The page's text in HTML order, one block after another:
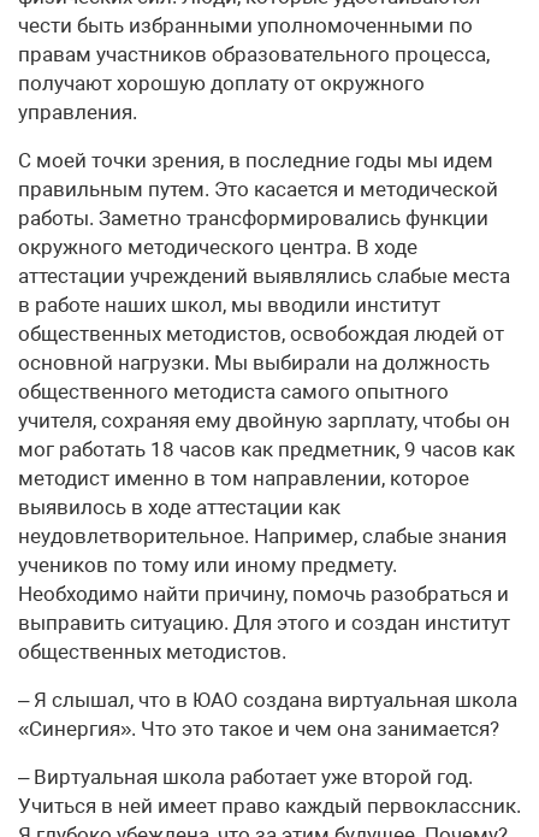
чести быть избранными уполномоченными по
правам участников образовательного процесса,
получают хорошую доплату от окружного
управления.
С моей точки зрения, в последние годы мы идем
правильным путем. Это касается и методической
работы. Заметно трансформировались функции
окружного методического центра. В ходе
аттестации учреждений выявлялись слабые места
в работе наших школ, мы вводили институт
общественных методистов, освобождая людей от
основной нагрузки. Мы выбирали на должность
общественного методиста самого опытного
учителя, сохраняя ему двойную зарплату, чтобы он
мог работать 18 часов как предметник, 9 часов как
методист именно в том направлении, которое
выявилось в ходе аттестации как
неудовлетворительное. Например, слабые знания
учеников по тому или иному предмету.
Необходимо найти причину, помочь разобраться и
выправить ситуацию. Для этого и создан институт
общественных методистов.
– Я слышал, что в ЮАО создана виртуальная школа
«Синергия». Что это такое и чем она занимается?
– Виртуальная школа работает уже второй год.
Учиться в ней имеет право каждый первоклассник.